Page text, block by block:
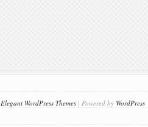
Elegant WordPress Themes | Powered by WordPress